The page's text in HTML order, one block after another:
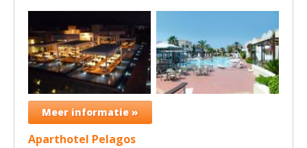
Meer informatie »
Aparthotel Pelagos